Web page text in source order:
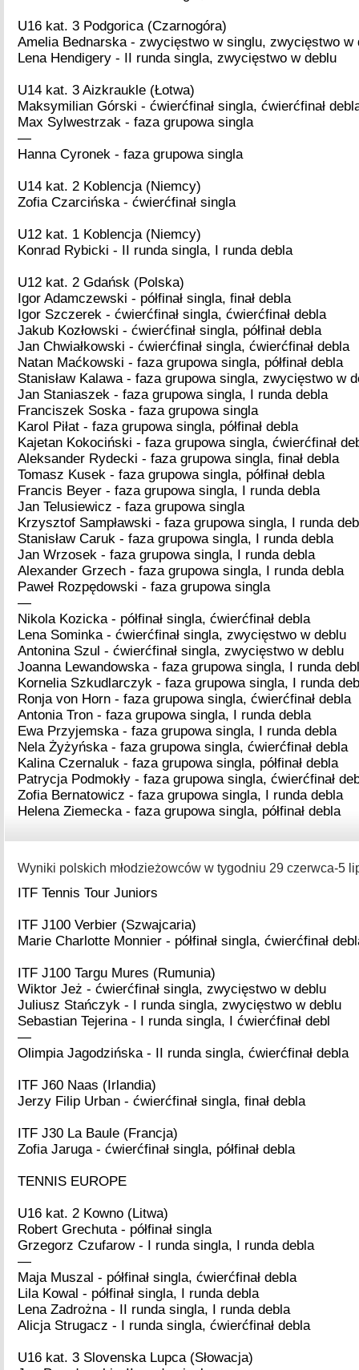
U16 kat. 3 Podgorica (Czarnogóra)
Amelia Bednarska - zwycięstwo w singlu, zwycięstwo w
Lena Hendigery - II runda singla, zwycięstwo w deblu
U14 kat. 3 Aizkraukle (Łotwa)
Maksymilian Górski - ćwierćfinał singla, ćwierćfinał
Max Sylwestrzak - faza grupowa singla
—
Hanna Cyronek - faza grupowa singla
U14 kat. 2 Koblencja (Niemcy)
Zofia Czarcińska - ćwierćfinał singla
U12 kat. 1 Koblencja (Niemcy)
Konrad Rybicki - II runda singla, I runda debla
U12 kat. 2 Gdańsk (Polska)
Igor Adamczewski - półfinał singla, finał debla
Igor Szczerek - ćwierćfinał singla, ćwierćfinał debla
Jakub Kozłowski - ćwierćfinał singla, półfinał debla
Jan Chwiałkowski - ćwierćfinał singla, ćwierćfinał debla
Natan Maćkowski - faza grupowa singla, półfinał debla
Stanisław Kalawa - faza grupowa singla, zwycięstwo w
Jan Staniaszek - faza grupowa singla, I runda debla
Franciszek Soska - faza grupowa singla
Karol Piłat - faza grupowa singla, półfinał debla
Kajetan Kokociński - faza grupowa singla, ćwierćfinał
Aleksander Rydecki - faza grupowa singla, finał debla
Tomasz Kusek - faza grupowa singla, półfinał debla
Francis Beyer - faza grupowa singla, I runda debla
Jan Telusiewicz - faza grupowa singla
Krzysztof Sampławski - faza grupowa singla, I runda
Stanisław Caruk - faza grupowa singla, I runda debla
Jan Wrzosek - faza grupowa singla, I runda debla
Alexander Grzech - faza grupowa singla, I runda debla
Paweł Rozpędowski - faza grupowa singla
—
Nikola Kozicka - półfinał singla, ćwierćfinał debla
Lena Sominka - ćwierćfinał singla, zwycięstwo w deblu
Antonina Szul - ćwierćfinał singla, zwycięstwo w deblu
Joanna Lewandowska - faza grupowa singla, I runda
Kornelia Szkudlarczyk - faza grupowa singla, I runda
Ronja von Horn - faza grupowa singla, ćwierćfinał debla
Antonia Tron - faza grupowa singla, I runda debla
Ewa Przyjemska - faza grupowa singla, I runda debla
Nela Żyżyńska - faza grupowa singla, ćwierćfinał debla
Kalina Czernaluk - faza grupowa singla, półfinał debla
Patrycja Podmokły - faza grupowa singla, ćwierćfinał
Zofia Bernatowicz - faza grupowa singla, I runda debla
Helena Ziemecka - faza grupowa singla, półfinał debla
Wyniki polskich młodzieżowców w tygodniu 29 czerwca-5
ITF Tennis Tour Juniors
ITF J100 Verbier (Szwajcaria)
Marie Charlotte Monnier - półfinał singla, ćwierćfinał
ITF J100 Targu Mures (Rumunia)
Wiktor Jeż - ćwierćfinał singla, zwycięstwo w deblu
Juliusz Stańczyk - I runda singla, zwycięstwo w deblu
Sebastian Tejerina - I runda singla, I ćwierćfinał debl
—
Olimpia Jagodzińska - II runda singla, ćwierćfinał debla
ITF J60 Naas (Irlandia)
Jerzy Filip Urban - ćwierćfinał singla, finał debla
ITF J30 La Baule (Francja)
Zofia Jaruga - ćwierćfinał singla, półfinał debla
TENNIS EUROPE
U16 kat. 2 Kowno (Litwa)
Robert Grechuta - półfinał singla
Grzegorz Czufarow - I runda singla, I runda debla
—
Maja Muszal - półfinał singla, ćwierćfinał debla
Lila Kowal - półfinał singla, I runda debla
Lena Zadrożna - II runda singla, I runda debla
Alicja Strugacz - I runda singla, ćwierćfinał debla
U16 kat. 3 Slovenska Lupca (Słowacja)